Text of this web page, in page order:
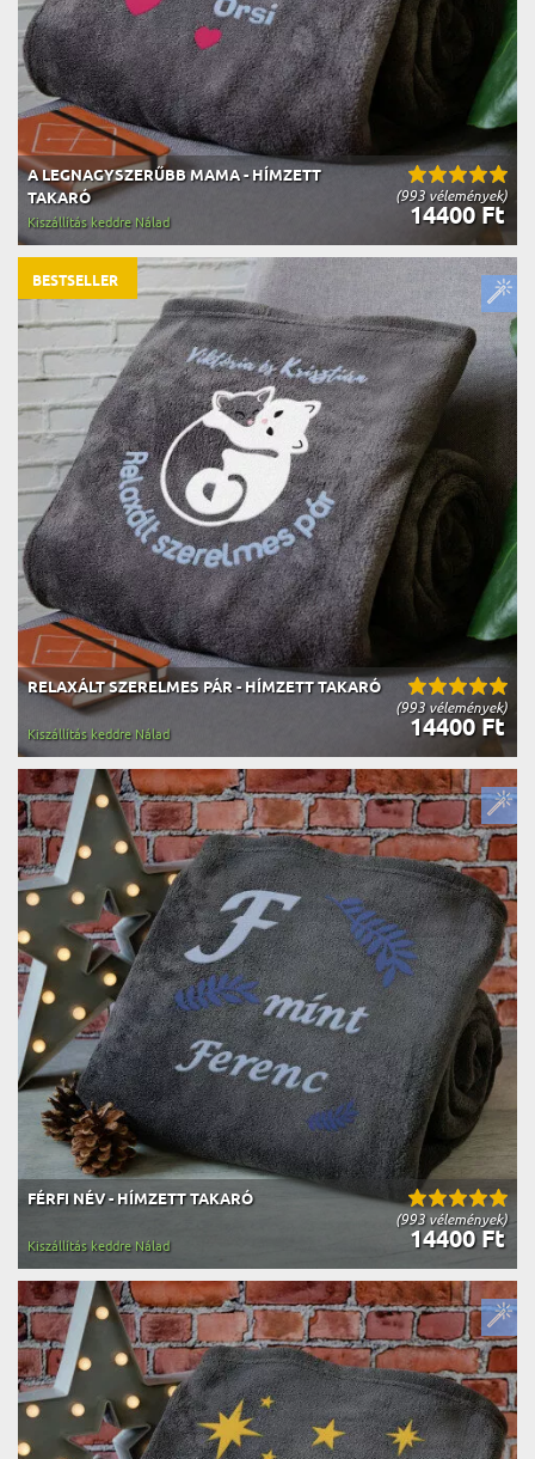
(993 vélemények)
A LEGNAGYSZERŰBB MAMA - HÍMZETT
TAKARÓ
14400 Ft
Kiszállítás keddre Nálad
(993 vélemények)
RELAXÁLT SZERELMES PÁR - HÍMZETT TAKARÓ
14400 Ft
Kiszállítás keddre Nálad
BESTSELLER
(993 vélemények)
FÉRFI NÉV - HÍMZETT TAKARÓ
14400 Ft
Kiszállítás keddre Nálad